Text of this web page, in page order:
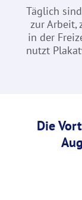
Täglich
zur Arbeit,
in der
nutzt
Die